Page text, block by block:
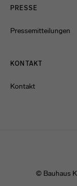
PRESSE
Pressemitteilungen
KONTAKT
Kontakt
© Bauhaus